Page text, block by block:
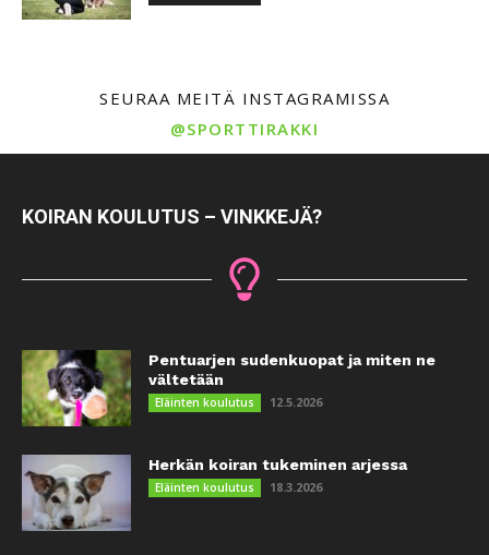
SEURAA MEITÄ INSTAGRAMISSA
@SPORTTIRAKKI
KOIRAN KOULUTUS – VINKKEJÄ?
Pentuarjen sudenkuopat ja miten ne
vältetään
Eläinten koulutus 12.5.2026
Herkän koiran tukeminen arjessa
Eläinten koulutus 18.3.2026